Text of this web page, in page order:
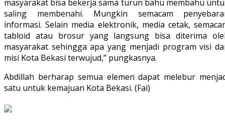
masyarakat bisa bekerja sama turun bahu membahu
saling membenahi. Mungkin semacam
informasi. Selain media elektronik, media cetak,
tabloid atau brosur yang langsung bisa diterima
masyarakat sehingga apa yang menjadi program visi
misi Kota Bekasi terwujud,” pungkasnya.
Abdillah berharap semua elemen dapat melebur
satu untuk kemajuan Kota Bekasi. (Fai)